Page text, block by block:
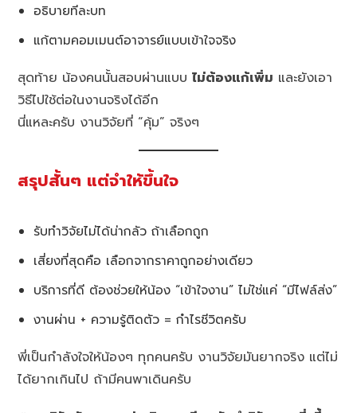
อธิบายทีละบท
แก้ตามคอมเมนต์อาจารย์แบบเข้าใจจริง
สุดท้าย น้องคนนั้นสอบผ่านแบบไม่ต้องแก้เพิ่ม และยังเอา
วิธีไปใช้ต่อในงานจริงได้อีก
นี่แหละครับ งานวิจัยที่ “คุ้ม” จริงๆ
สรุปสั้นๆ แต่จำให้ขึ้นใจ
รับทำวิจัยไม่ได้น่ากลัว ถ้าเลือกถูก
เสี่ยงที่สุดคือ เลือกจากราคาถูกอย่างเดียว
บริการที่ดี ต้องช่วยให้น้อง “เข้าใจงาน” ไม่ใช่แค่ “มีไฟล์ส่ง”
งานผ่าน + ความรู้ติดตัว = กำไรชีวิตครับ
พี่เป็นกำลังใจให้น้องๆ ทุกคนครับ งานวิจัยมันยากจริง แต่ไม่
ได้ยากเกินไป ถ้ามีคนพาเดินครับ